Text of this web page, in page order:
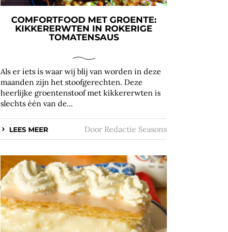
COMFORTFOOD MET GROENTE:
KIKKERERWTEN IN ROKERIGE
TOMATENSAUS
Als er íets is waar wij blij van worden in deze
maanden zijn het stoofgerechten. Deze
heerlijke groentenstoof met kikkererwten is
slechts één van de...
LEES MEER Door Redactie Seasons